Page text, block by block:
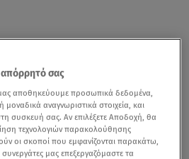
απόρρητό σας
αποθηκεύουμε προσωπικά δεδομένα,
αναγνωριστικά στοιχεία, και
συσκευή σας. Αν επιλέξετε Αποδοχή, θα
τεχνολογιών παρακολούθησης
οι σκοποί που εμφανίζονται παρακάτω,
συνεργάτες μας επεξεργαζόμαστε τα